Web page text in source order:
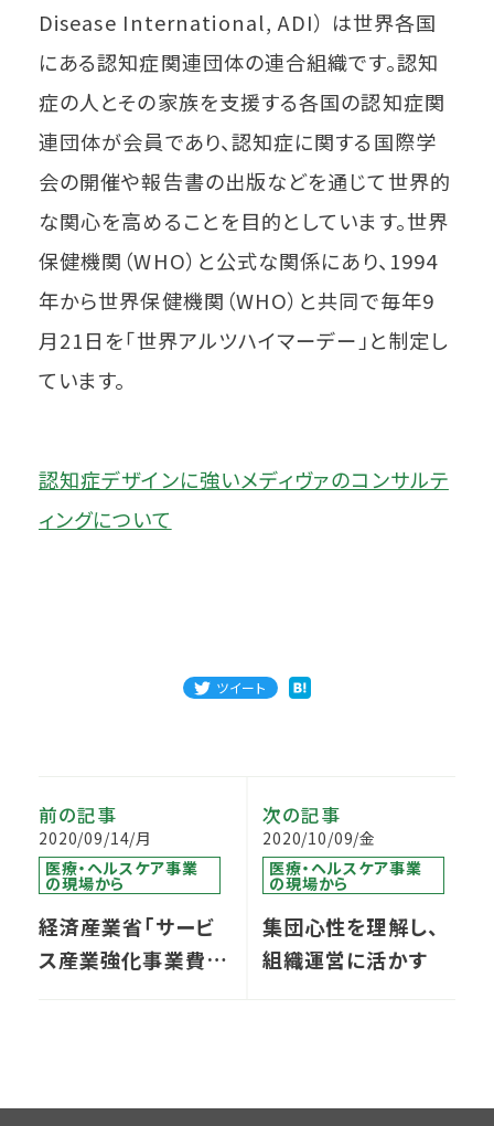
Disease International, ADI） は世界各国
にある認知症関連団体の連合組織です。認知
症の人とその家族を支援する各国の認知症関
連団体が会員であり、認知症に関する国際学
会の開催や報告書の出版などを通じて世界的
な関心を高めることを目的としています。世界
保健機関（WHO）と公式な関係にあり、1994
年から世界保健機関（WHO）と共同で毎年9
月21日を「世界アルツハイマーデー」と制定し
ています。
認知症デザインに強いメディヴァのコンサルテ
ィングについて
ツイート
前の記事
2020/09/14/月
医療・ヘルスケア事業
の現場から
経済産業省「サービ
ス産業強化事業費補
次の記事
2020/10/09/金
医療・ヘルスケア事業
の現場から
集団心性を理解し、
組織運営に活かす